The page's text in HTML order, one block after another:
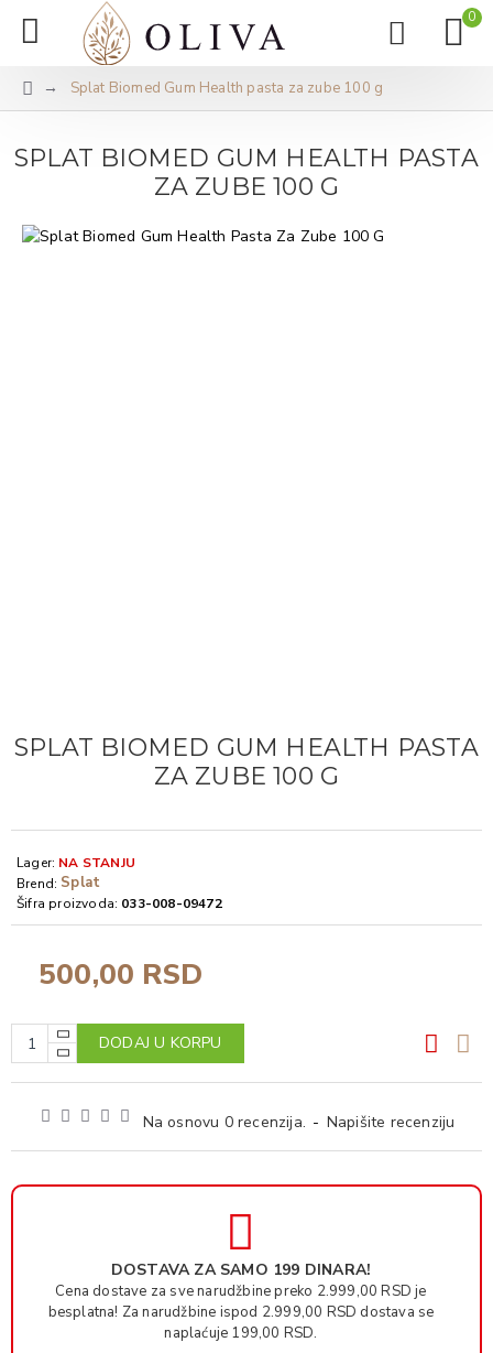
0
Splat Biomed Gum Health pasta za zube 100 g
SPLAT BIOMED GUM HEALTH PASTA
ZA ZUBE 100 G
SPLAT BIOMED GUM HEALTH PASTA
ZA ZUBE 100 G
Na osnovu 0 recenzija. - Napišite recenziju
500,00 RSD
Lager: NA STANJU
Brend: Splat
Šifra proizvoda: 033-008-09472
DODAJ U KORPU
DOSTAVA ZA SAMO 199 DINARA!
Cena dostave za sve narudžbine preko 2.999,00 RSD je
besplatna! Za narudžbine ispod 2.999,00 RSD dostava se
naplaćuje 199,00 RSD.